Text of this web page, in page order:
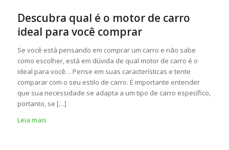
Descubra qual é o motor de carro
ideal para você comprar
Se você está pensando em comprar um carro e não sabe
como escolher, está em dúvida de qual motor de carro é o
ideal para você… Pense em suas características e tente
comparar com o seu estilo de carro. É importante entender
que sua necessidade se adapta a um tipo de carro específico,
portanto, se […]
Leia mais